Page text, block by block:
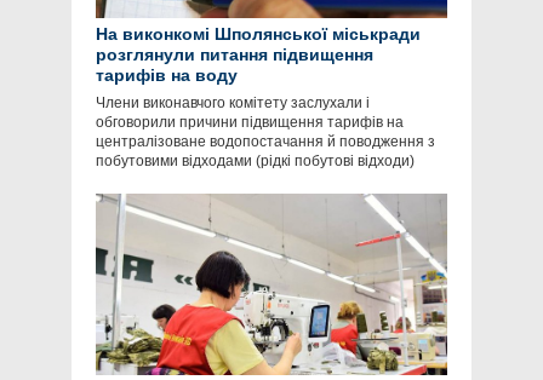
На виконкомі Шполянської міськради
розглянули питання підвищення
тарифів на воду
Члени виконавчого комітету заслухали і
обговорили причини підвищення тарифів на
централізоване водопостачання й поводження з
побутовими відходами (рідкі побутові відходи)